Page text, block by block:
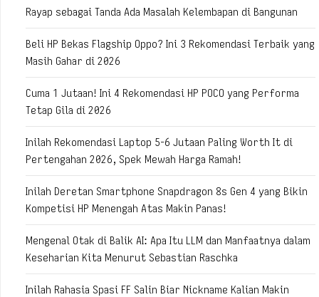
Rayap sebagai Tanda Ada Masalah Kelembapan di Bangunan
Beli HP Bekas Flagship Oppo? Ini 3 Rekomendasi Terbaik yang
Masih Gahar di 2026
Cuma 1 Jutaan! Ini 4 Rekomendasi HP POCO yang Performa
Tetap Gila di 2026
Inilah Rekomendasi Laptop 5-6 Jutaan Paling Worth It di
Pertengahan 2026, Spek Mewah Harga Ramah!
Inilah Deretan Smartphone Snapdragon 8s Gen 4 yang Bikin
Kompetisi HP Menengah Atas Makin Panas!
Mengenal Otak di Balik AI: Apa Itu LLM dan Manfaatnya dalam
Keseharian Kita Menurut Sebastian Raschka
Inilah Rahasia Spasi FF Salin Biar Nickname Kalian Makin